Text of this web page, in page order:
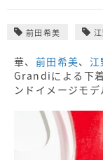
前田希美
華、 前田希美、 江
Grandiによる下
ンドイメージモデ